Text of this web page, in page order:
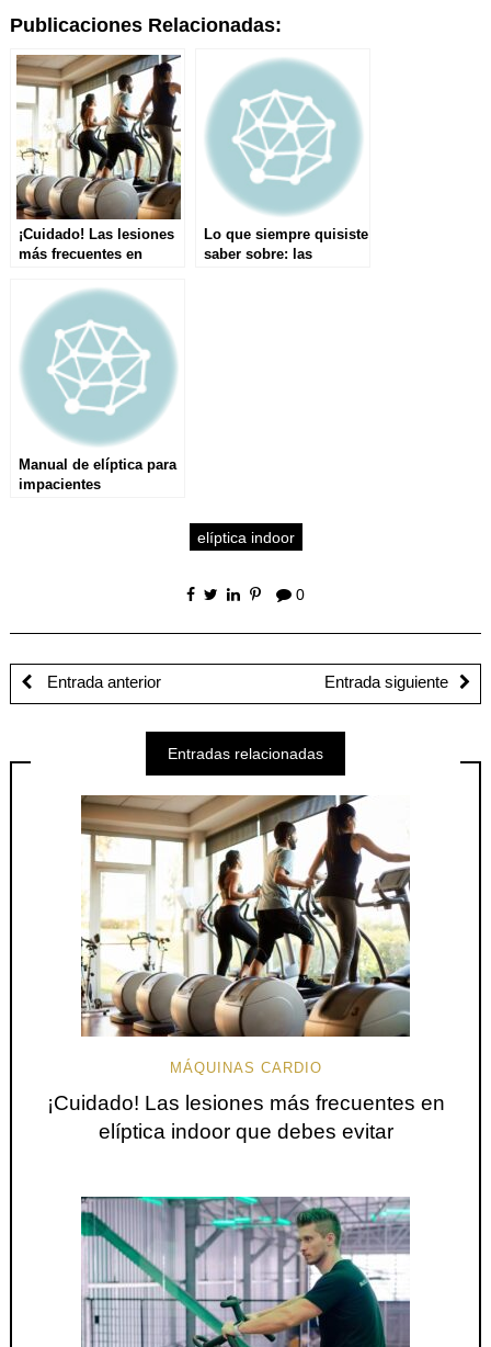
Publicaciones Relacionadas:
¡Cuidado! Las lesiones
más frecuentes en
debes evitar
Lo que siempre quisiste
saber sobre: las
Manual de elíptica para
impacientes
elíptica indoor
0
Entrada anterior Entrada siguiente
Entradas relacionadas
MÁQUINAS CARDIO
¡Cuidado! Las lesiones más frecuentes en
elíptica indoor que debes evitar